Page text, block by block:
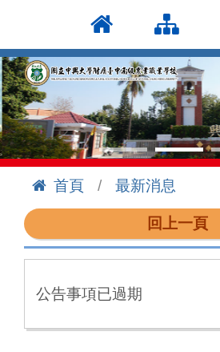
到
主
要
內
容
區
首頁
最新消息
回上一頁
公告事項已過期